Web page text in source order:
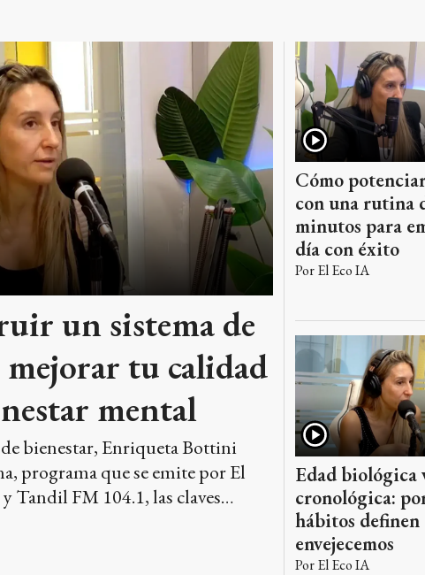
un sistema de
tu calidad
mental
bienestar, Enriqueta Bottini
programa que se emite por El
Tandil FM 104.1, las claves
la rutina diaria a través de
Cómo
con una rutina
minutos para
día con éxito
PorEl Eco IA
Edad biológica
cronológica:
hábitos definen
envejecemos
PorEl Eco IA